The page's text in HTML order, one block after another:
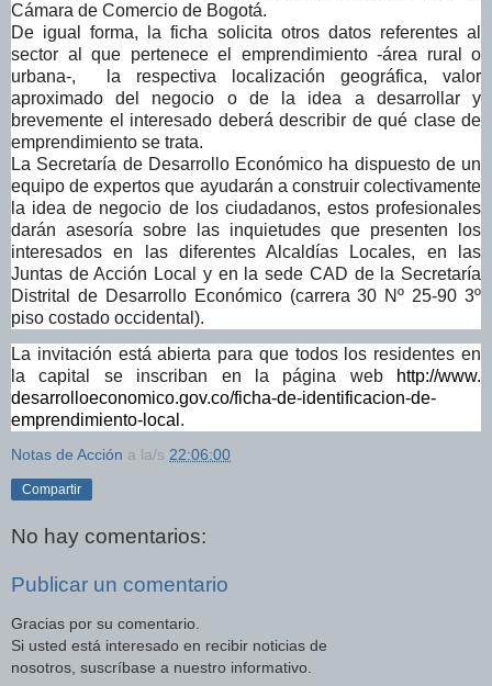
Cámara de Comercio de Bogotá.
De igual forma, la ficha solicita otros datos referentes al
sector al que pertenece el emprendimiento -área rural o
urbana-, la respectiva localización geográfica, valor
aproximado del negocio o de la idea a desarrollar y
brevemente el interesado deberá describir de qué clase de
emprendimiento se trata.
La Secretaría de Desarrollo Económico ha dispuesto de un
equipo de expertos que ayudarán a construir colectivamente
la idea de negocio de los ciudadanos, estos profesionales
darán asesoría sobre las inquietudes que presenten los
interesados en las diferentes Alcaldías Locales, en las
Juntas de Acción Local y en la sede CAD de la Secretaría
Distrital de Desarrollo Económico (carrera 30 Nº 25-90 3º
piso costado occidental).
La invitación está abierta para que todos los residentes en
la capital se inscriban en la página web
http://www.
desarrolloeconomico.gov.co/ficha-de-identificacion-de-
emprendimiento-local .
Notas de Acción a la/s 22:06:00
Compartir
No hay comentarios:
Publicar un comentario
Gracias por su comentario.
Si usted está interesado en recibir noticias de
nosotros, suscríbase a nuestro informativo.